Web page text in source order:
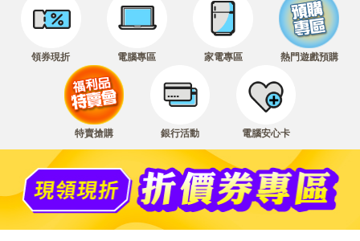
領券現折 電腦專區 家電專區 熱門遊戲預購
特賣搶購 銀行活動 電腦安心卡